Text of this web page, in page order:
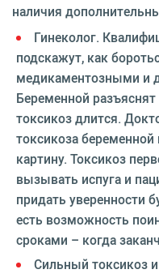
наличия
Гинеколог.
подскажут, как
медикаментозными и
Беременной
токсикоз длится.
токсикоза
картину. Токсикоз
вызывать испуга и
придать уверенности
есть возможность
сроками – когда
Сильный токсикоз